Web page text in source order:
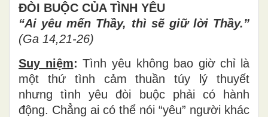
ĐÒI BUỘC CỦA TÌNH YÊU
“Ai yêu mến Thầy, thì sẽ giữ lời Thầy.”
(Ga 14,21-26)
Suy niệm: Tình yêu không bao giờ chỉ là
một thứ tình cảm thuần túy lý thuyết
nhưng tình yêu đòi buộc phải có hành
động. Chẳng ai có thể nói “yêu” người khác